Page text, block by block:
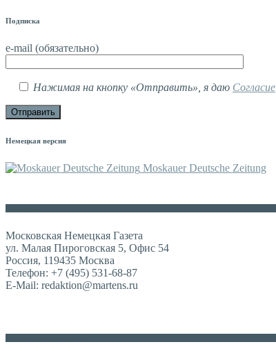
Подписка
e-mail (обязательно)
Нажимая на кнопку «Отправить», я даю Согласие
Немецкая версия
Moskauer Deutsche Zeitung
Московская Немецкая Газета
ул. Малая Пироговская 5, Офис 54
Россия, 119435 Москва
Телефон: +7 (495) 531-68-87
E-Mail: redaktion@martens.ru